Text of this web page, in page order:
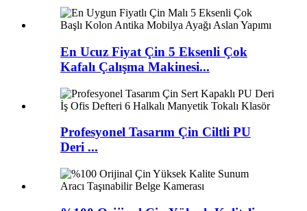
En Ucuz Fiyat Çin 5 Eksenli Çok
Kafalı Çalışma Makinesi...
Profesyonel Tasarım Çin Ciltli PU
Deri ...